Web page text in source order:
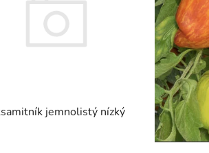
jemnolistý nízký